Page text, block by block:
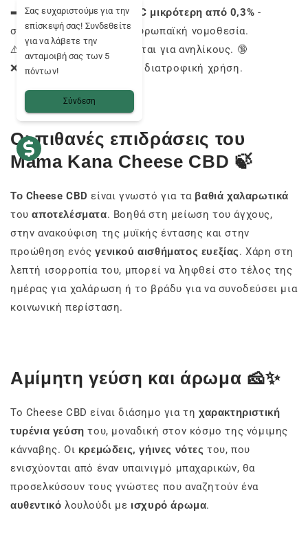
➡️ Περιεκτικότητα σεTHC μικρότερη από 0,3% -
συμμορφώνεται με την ευρωπαϊκή νομοθεσία.
⚠️ Προϊόν που απαγορεύεται για ανηλίκους. 🔞
❌ Μην το καταπίνετε - μη διατροφική χρήση.
Οι πιθανές επιδράσεις του
Mama Kana Cheese CBD 🍃
Το Cheese CBD είναι γνωστό για τα βαθιά χαλαρωτικά
τουαποτελέσματα. Βοηθά στη μείωση του άγχους,
στην ανακούφιση της μυϊκής έντασης και στην
προώθηση ενόςγενικού αισθήματος ευεξίας. Χάρη στη
λεπτή ισορροπία του, μπορεί να ληφθεί στο τέλος της
ημέρας για χαλάρωση ή το βράδυ για να συνοδεύσει μια
κοινωνική περίσταση.
Αμίμητη γεύση και άρωμα 🧀✨
Το Cheese CBD είναι διάσημο για τηχαρακτηριστική
τυρένια γεύση του, μοναδική στον κόσμο της νόμιμης
κάνναβης. Οι κρεμώδεις, γήινες νότες του, που
ενισχύονται από έναν υπαινιγμό μπαχαρικών, θα
προσελκύσουν τους γνώστες που αναζητούν ένα
αυθεντικό λουλούδι με ισχυρό άρωμα.
Σας ευχαριστούμε για την
επίσκεψή σας! Συνδεθείτε
για να λάβετε την
ανταμοιβή σας των 5
πόντων!
Σύνδεση